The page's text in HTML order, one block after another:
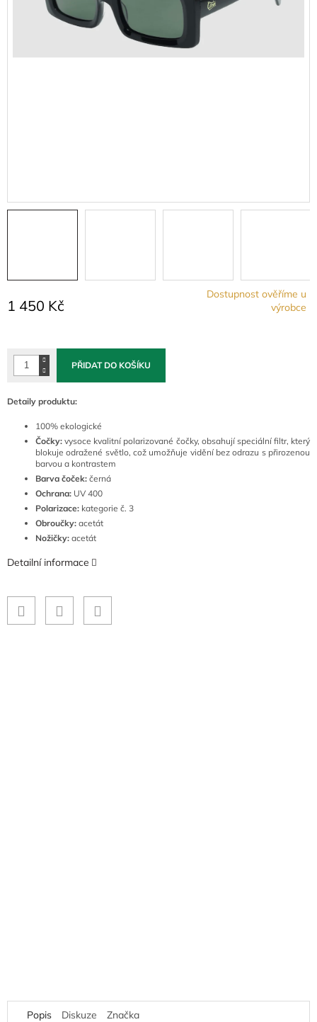
1 450 Kč
Dostupnost ověříme u
výrobce
PŘIDAT DO KOŠÍKU
Detaily produktu:
100% ekologické
Čočky:vysoce kvalitní polarizované čočky, obsahují speciální filtr, který
blokuje odražené světlo, což umožňuje vidění bez odrazu s přirozenou
barvou a kontrastem
Barva čoček: černá
Ochrana: UV 400
Polarizace: kategorie č. 3
Obroučky: acetát
Nožičky: acetát
Detailní informace
Popis Diskuze Značka